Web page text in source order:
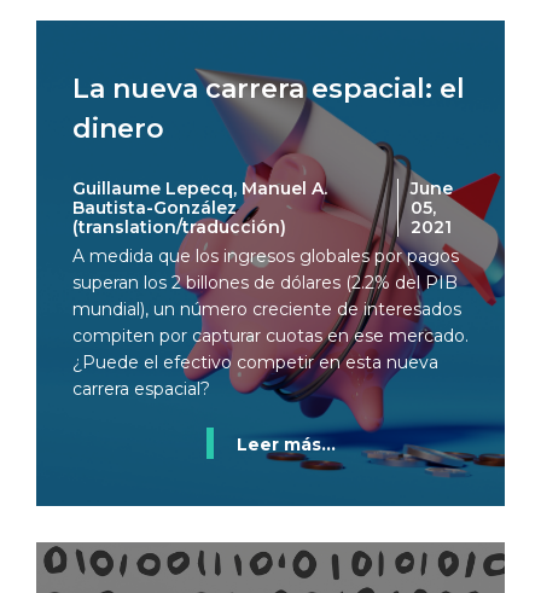
La nueva carrera espacial: el
dinero
Guillaume Lepecq, Manuel A.
Bautista-González
(translation/traducción)
June
05,
2021
A medida que los ingresos globales por pagos
superan los 2 billones de dólares (2.2% del PIB
mundial), un número creciente de interesados
compiten por capturar cuotas en ese mercado.
¿Puede el efectivo competir en esta nueva
carrera espacial?
Leer más...